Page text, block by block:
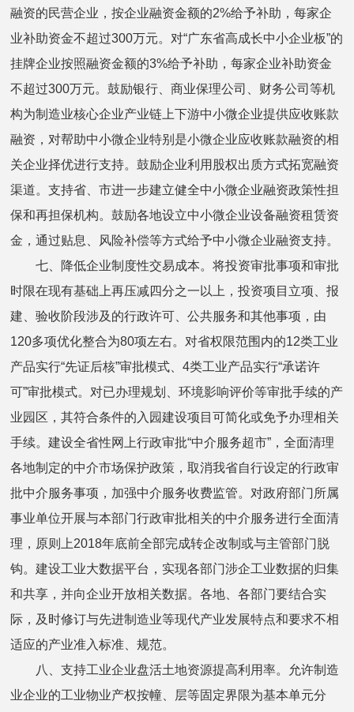
融资的民营企业，按企业融资金额的2%给予补助，每家企
业补助资金不超过300万元。对“广东省高成长中小企业板”的
挂牌企业按照融资金额的3%给予补助，每家企业补助资金
不超过300万元。鼓励银行、商业保理公司、财务公司等机
构为制造业核心企业产业链上下游中小微企业提供应收账款
融资，对帮助中小微企业特别是小微企业应收账款融资的相
关企业择优进行支持。鼓励企业利用股权出质方式拓宽融资
渠道。支持省、市进一步建立健全中小微企业融资政策性担
保和再担保机构。鼓励各地设立中小微企业设备融资租赁资
金，通过贴息、风险补偿等方式给予中小微企业融资支持。
七、降低企业制度性交易成本。将投资审批事项和审批
时限在现有基础上再压减四分之一以上，投资项目立项、报
建、验收阶段涉及的行政许可、公共服务和其他事项，由
120多项优化整合为80项左右。对省权限范围内的12类工业
产品实行“先证后核”审批模式、4类工业产品实行“承诺许
可”审批模式。对已办理规划、环境影响评价等审批手续的产
业园区，其符合条件的入园建设项目可简化或免予办理相关
手续。建设全省性网上行政审批“中介服务超市”，全面清理
各地制定的中介市场保护政策，取消我省自行设定的行政审
批中介服务事项，加强中介服务收费监管。对政府部门所属
事业单位开展与本部门行政审批相关的中介服务进行全面清
理，原则上2018年底前全部完成转企改制或与主管部门脱
钩。建设工业大数据平台，实现各部门涉企工业数据的归集
和共享，并向企业开放相关数据。各地、各部门要结合实
际，及时修订与先进制造业等现代产业发展特点和要求不相
适应的产业准入标准、规范。
八、支持工业企业盘活土地资源提高利用率。允许制造
业企业的工业物业产权按幢、层等固定界限为基本单元分